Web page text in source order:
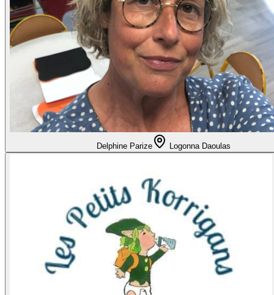
Delphine Parize Logonna Daoulas